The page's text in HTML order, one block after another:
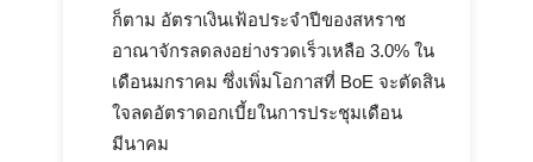
ก็ตาม อัตราเงินเฟ้อประจำปีของสหราช
อาณาจักรลดลงอย่างรวดเร็วเหลือ 3.0% ใน
เดือนมกราคม ซึ่งเพิ่มโอกาสที่ BoE จะตัดสิน
ใจลดอัตราดอกเบี้ยในการประชุมเดือน
มีนาคม